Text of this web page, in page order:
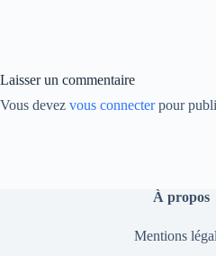
Laisser un commentaire
Vous devez vous connecterpour
À propos
Mentions